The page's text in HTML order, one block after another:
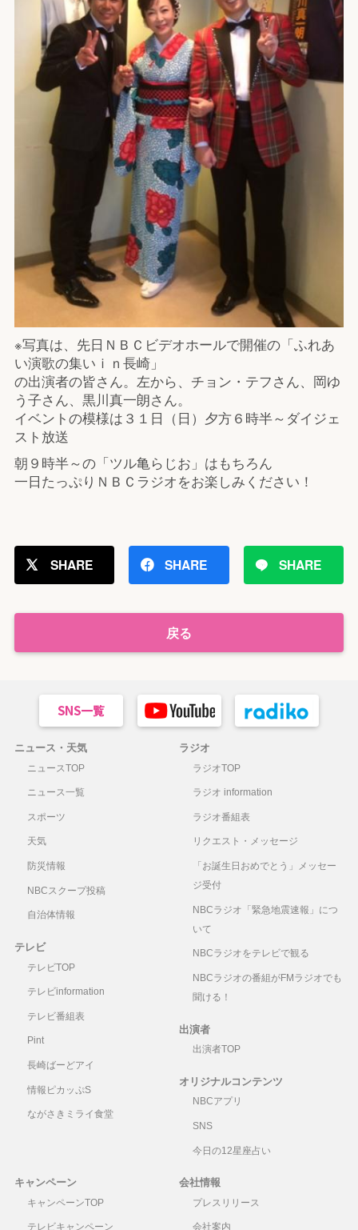
※写真は、先日ＮＢＣビデオホールで開催の「ふれあ
い演歌の集いｉｎ長崎」
の出演者の皆さん。左から、チョン・テフさん、岡ゆ
う子さん、黒川真一朗さん。
イベントの模様は３１日（日）夕方６時半～ダイジェ
スト放送
朝９時半～の「ツル亀らじお」はもちろん
一日たっぷりＮＢＣラジオをお楽しみください！
SHARE SHARE SHARE
戻る
ニュース・天気
ニュースTOP
ニュース一覧
スポーツ
天気
防災情報
NBCスクープ投稿
自治体情報
テレビ
テレビTOP
テレビinformation
テレビ番組表
Pint
長崎ばーどアイ
情報ピカッぷS
ながさきミライ食堂
ラジオ
ラジオTOP
ラジオ information
ラジオ番組表
リクエスト・メッセージ
「お誕生日おめでとう」メッセー
ジ受付
NBCラジオ「緊急地震速報」につ
いて
NBCラジオをテレビで観る
NBCラジオの番組がFMラジオでも
聞ける！
出演者
出演者TOP
オリジナルコンテンツ
NBCアプリ
SNS
今日の12星座占い
キャンペーン
キャンペーンTOP
テレビキャンペーン
会社情報
プレスリリース
会社案内